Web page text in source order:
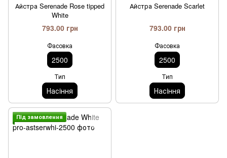
Айстра Serenade Rose tipped
White
793.00 грн
Фасовка
2500
Тип
Насiння
Айстра Serenade Scarlet
793.00 грн
Фасовка
2500
Тип
Насiння
Пiд замовлення